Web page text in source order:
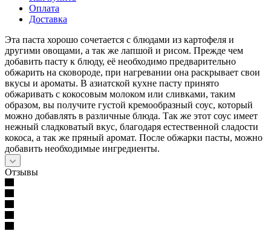
Оплата
Доставка
Эта паста хорошо сочетается с блюдами из картофеля и
другими овощами, а так же лапшой и рисом. Прежде чем
добавить пасту к блюду, её необходимо предварительно
обжарить на сковороде, при нагревании она раскрывает свои
вкусы и ароматы. В азиатской кухне пасту принято
обжаривать с кокосовым молоком или сливками, таким
образом, вы получите густой кремообразный соус, который
можно добавлять в различные блюда. Так же этот соус имеет
нежный сладковатый вкус, благодаря естественной сладости
кокоса, а так же пряный аромат. После обжарки пасты, можно
добавить необходимые ингредиенты.
Отзывы